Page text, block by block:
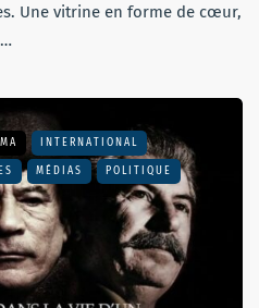
Une vitrine en forme de cœur,
INTERNATIONAL
MÉDIAS POLITIQUE